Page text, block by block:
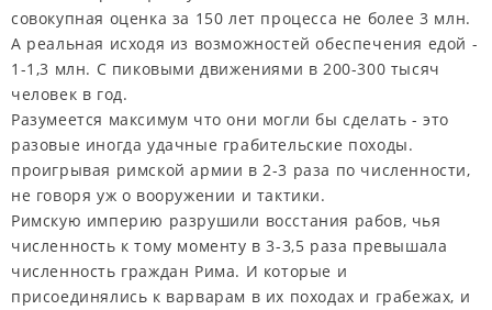
совокупная оценка за 150 лет процесса не более 3 млн.
А реальная исходя из возможностей обеспечения едой -
1-1,3 млн. С пиковыми движениями в 200-300 тысяч
человек в год.
Разумеется максимум что они могли бы сделать - это
разовые иногда удачные грабительские походы.
проигрывая римской армии в 2-3 раза по численности,
не говоря уж о вооружении и тактики.
Римскую империю разрушили восстания рабов, чья
численность к тому моменту в 3-3,5 раза превышала
численность граждан Рима. И которые и
присоединялись к варварам в их походах и грабежах, и